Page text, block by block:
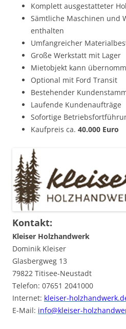
Komplett ausgestatteter
Sämtliche Maschinen und
enthalten
Umfangreicher
Große Werkstatt mit Lager
Mietobjekt kann
Optional mit Ford Transit
Bestehender
Laufende Kundenaufträge
Sofortige
Kaufpreis ca. 40.000 Euro
Kontakt:
Kleiser Holzhandwerk
Dominik Kleiser
Glasbergweg 13
79822 Titisee-Neustadt
Telefon: 07651 2041000
Internet: kleiser-
E-Mail: info@kleiser-